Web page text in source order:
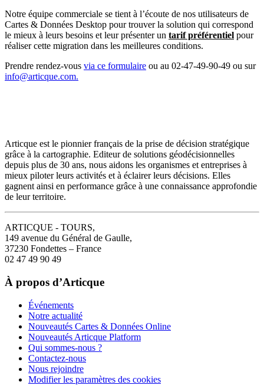
Notre équipe commerciale se tient à l’écoute de nos utilisateurs de
Cartes & Données Desktop pour trouver la solution qui correspond
le mieux à leurs besoins et leur présenter un tarif préférentiel pour
réaliser cette migration dans les meilleures conditions.
Prendre rendez-vous via ce formulaire ou au 02-47-49-90-49 ou sur
info@articque.com.
Articque est le pionnier français de la prise de décision stratégique
grâce à la cartographie. Editeur de solutions géodécisionnelles
depuis plus de 30 ans, nous aidons les organismes et entreprises à
mieux piloter leurs activités et à éclairer leurs décisions. Elles
gagnent ainsi en performance grâce à une connaissance approfondie
de leur territoire.
ARTICQUE - TOURS,
149 avenue du Général de Gaulle,
37230 Fondettes – France
02 47 49 90 49
À propos d’Articque
Événements
Notre actualité
Nouveautés Cartes & Données Online
Nouveautés Articque Platform
Qui sommes-nous ?
Contactez-nous
Nous rejoindre
Modifier les paramètres des cookies